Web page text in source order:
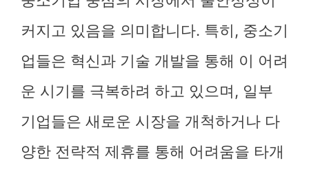
커지고 있음을 의미합니다. 특히, 중소기
업들은 혁신과 기술 개발을 통해 이 어려
운 시기를 극복하려 하고 있으며, 일부
기업들은 새로운 시장을 개척하거나 다
양한 전략적 제휴를 통해 어려움을 타개